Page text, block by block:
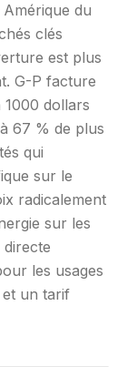
du
clés
est plus
G-P facture
dollars
67 % de plus
qui
sur le
radicalement
sur les
les usages
et un tarif